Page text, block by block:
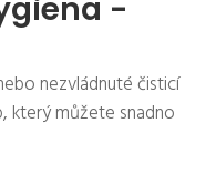
-
nezvládnuté čisticí
který můžete snadno